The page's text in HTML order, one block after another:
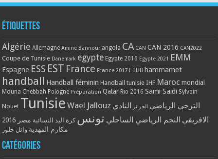
Étiquettes
Algérie Allemagne Amine Bannour angola CA CAN CAN 2016 CAN2022
Coupe de Tunisie Danemark egypte Egypte 2016 Egypte 2021 EMM
Espagne ESS EST France France 2017 FTHB hammamet
handball Handball féminin Handball tunisie IHF Maroc mondial
Mouna Chebbah Pologne Préparation Qatar Rio 2016 Sami Saidi Sylvain
Nouet Tunisie Wael Jallouz الترجي الرياضي الجزائر النادي
الافريقي النجم الرياضي الساحلي تونس كرة اليد النسائية مصر 2016
مكارم المهدية وائل جلوز
Catégories